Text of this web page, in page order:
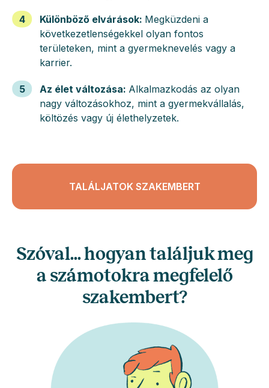
4 Különböző elvárások: Megküzdeni a
következetlenségekkel olyan fontos
területeken, mint a gyermeknevelés vagy a
karrier.
5 Az élet változása: Alkalmazkodás az olyan
nagy változásokhoz, mint a gyermekvállalás,
költözés vagy új élethelyzetek.
TALÁLJATOK SZAKEMBERT
Szóval... hogyan találjuk meg
a számotokra megfelelő
szakembert?